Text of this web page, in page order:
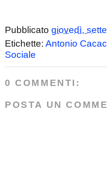
Pubblicato giovedì,
Etichette: Antonio
Sociale
0 COMMENTI:
POSTA UN